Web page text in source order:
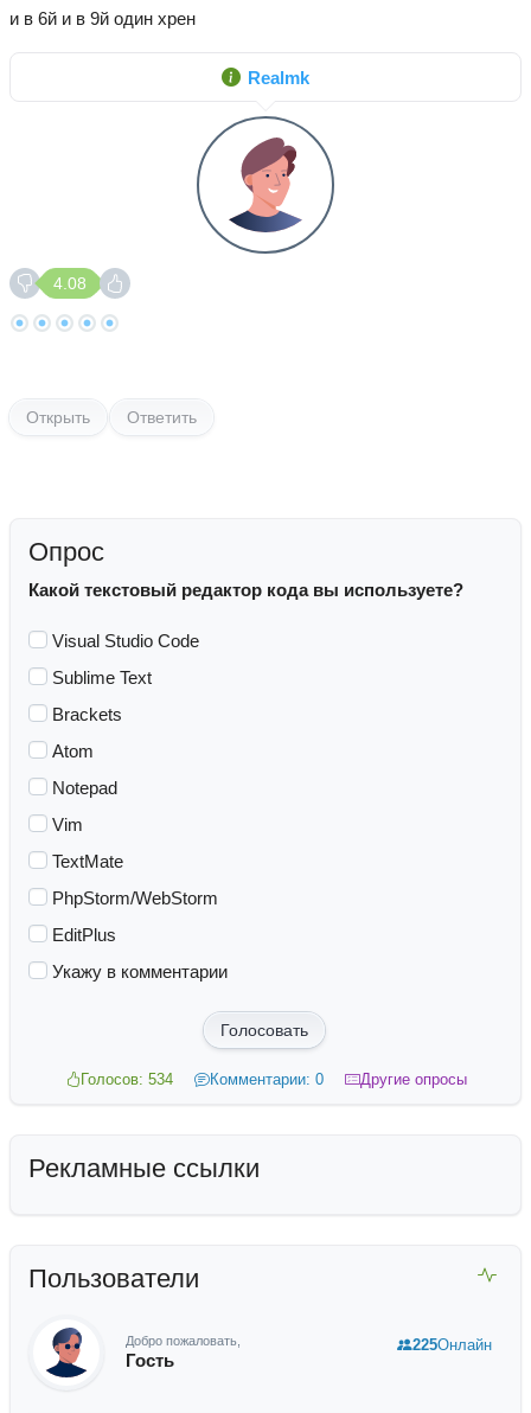
и в 6й и в 9й один хрен
Realmk
4.08
Открыть Ответить
Опрос
Какой текстовый редактор кода вы используете?
Visual Studio Code
Sublime Text
Brackets
Atom
Notepad
Vim
TextMate
PhpStorm/WebStorm
EditPlus
Укажу в комментарии
Голосовать
Голосов: 534 Комментарии: 0 Другие опросы
Рекламные ссылки
Пользователи
Добро пожаловать,
Гость
225Онлайн